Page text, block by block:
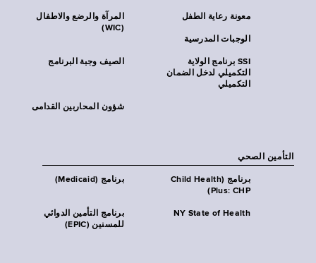
المرآة والرضع والاطفال
(WIC)
معونة رعاية الطفل
الوجبات المدرسية
الصيف وجبة البرنامج
SSI برنامج الولاية
التكميلي لدخل الضمان
التكميلي
شؤون المحاربين القدامى
التأمين الصحي
برنامج (Medicaid)
برنامج (Child Health
Plus: CHP)
برنامج التأمين الدوائي
للمسنين (EPIC)
NY State of Health